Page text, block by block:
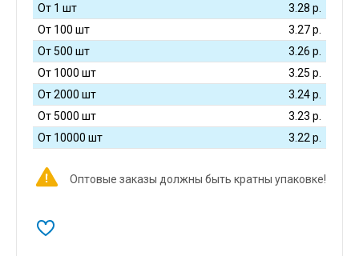
От 1 шт 3.28 р.
От 100 шт
3.27р.
От 500 шт
3.26 р.
От 1000 шт
3.25 р.
От 2000 шт
3.24р.
От 5000 шт
3.23 р.
От 10000 шт
3.22 р.
Оптовые заказы должны быть кратны упаковке!